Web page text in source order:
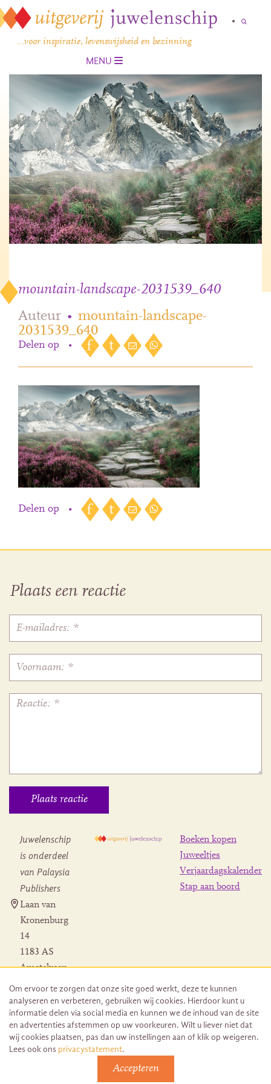
…voor inspiratie, levenswijsheid en bezinning
MENU
mountain-landscape-2031539_640
Auteur • mountain-landscape-
2031539_640
Delen op •
Delen op •
Plaats een reactie
Juwelenschip
is onderdeel
van Palaysia
Publishers
Laan van
Kronenburg
14
1183 AS
Amstelveen
Herroeping
bestelling
Boeken kopen
Juweeltjes
Verjaardagskalender
Stap aan boord
© 2026 Uitgeverij Juwelenschip. Duurzaam ontwikkeld door
Om ervoor te zorgen dat onze site goed werkt, deze te kunnen
analyseren en verbeteren, gebruiken wij cookies. Hierdoor kunt u
informatie delen via social media en kunnen we de inhoud van de site
en advertenties afstemmen op uw voorkeuren. Wilt u liever niet dat
wij cookies plaatsen, pas dan uw instellingen aan of klik op weigeren.
Lees ook ons privacystatement.
Accepteren